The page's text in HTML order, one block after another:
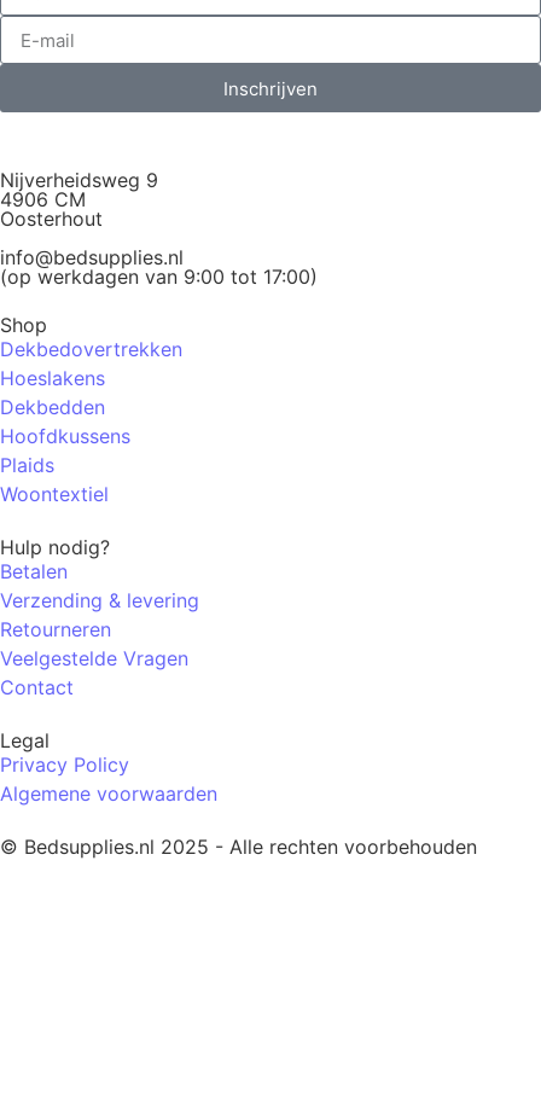
Inschrijven
Nijverheidsweg 9
4906 CM
Oosterhout
info@bedsupplies.nl
(op werkdagen van 9:00 tot 17:00)
Shop
Dekbedovertrekken
Hoeslakens
Dekbedden
Hoofdkussens
Plaids
Woontextiel
Hulp nodig?
Betalen
Verzending & levering
Retourneren
Veelgestelde Vragen
Contact
Legal
Privacy Policy
Algemene voorwaarden
© Bedsupplies.nl 2025 - Alle rechten voorbehouden